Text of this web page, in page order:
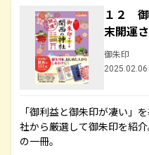
１２
末開運
御朱印
2025.02.06
「御利益と御朱印が凄い」
社から厳選して御朱印を紹
の一冊。